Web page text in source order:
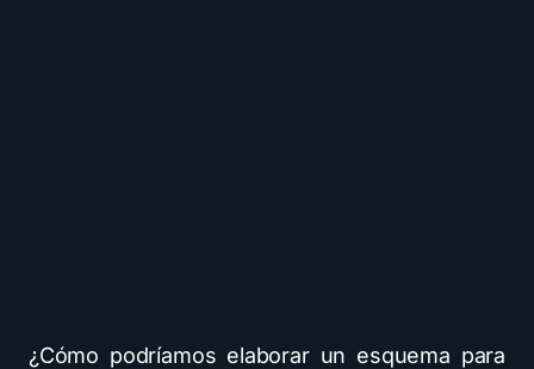
¿Cómo podríamos elaborar un esquema para